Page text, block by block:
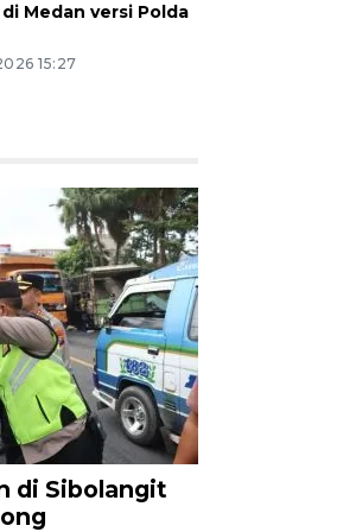
Medan versi Polda
15:27
di Sibolangit